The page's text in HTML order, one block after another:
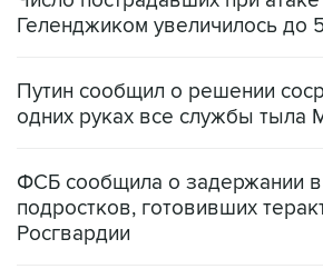
Геленджиком увеличилось до
Путин сообщил о решении
одних руках все службы тыла
ФСБ сообщила о задержании
подростков, готовивших
Росгвардии